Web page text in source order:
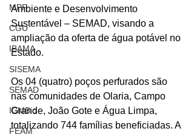
MPF
CGU
IBAMA
SISEMA
SEMAD
ICMBio
FEAM
Ambiente e Desenvolvimento
Sustentável – SEMAD, visando a
ampliação da oferta de água potável no
Estado.
Os 04 (quatro) poços perfurados são
nas comunidades de Olaria, Campo
Grande, João Gote e Água Limpa,
totalizando 744 famílias beneficiadas. A